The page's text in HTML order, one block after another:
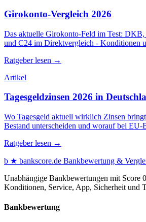
Girokonto-Vergleich 2026
Das aktuelle Girokonto-Feld im Test:
und C24 im Direktvergleich - Konditionen
Ratgeber lesen →
Artikel
Tagesgeldzinsen 2026 in
Wo Tagesgeld aktuell wirklich Zinsen
Bestand unterscheiden und worauf bei EU-
Ratgeber lesen →
b ★ bankscore.de Bankbewertung &
Unabhängige Bankbewertungen mit Score
Konditionen, Service, App, Sicherheit und
Bankbewertung